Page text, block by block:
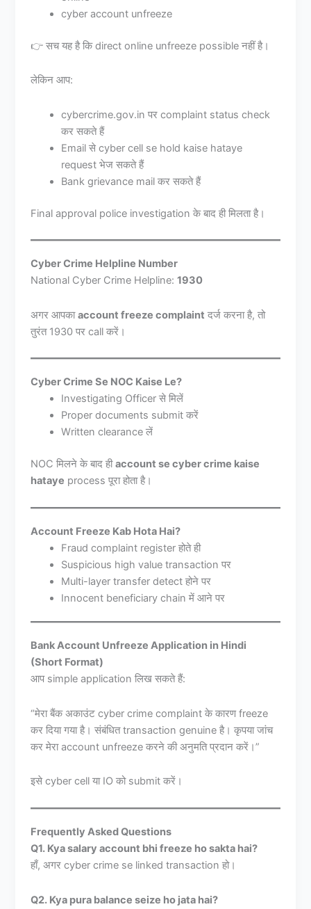
cyber account unfreeze
👉 सच यह है कि direct online unfreeze possible नहीं है।
लेकिन आप:
cybercrime.gov.in पर complaint status check
कर सकते हैं
Email से cyber cell se hold kaise hataye
request भेज सकते हैं
Bank grievance mail कर सकते हैं
Final approval police investigation के बाद ही मिलता है।
Cyber Crime Helpline Number
National Cyber Crime Helpline:1930
अगर आपकाaccount freeze complaint दर्ज करना है, तो
तुरंत 1930 पर call करें।
Cyber Crime Se NOC Kaise Le?
Investigating Officer से मिलें
Proper documents submit करें
Written clearance लें
NOC मिलने के बाद हीaccount se cyber crime kaise
hataye process पूरा होता है।
Account Freeze Kab Hota Hai?
Fraud complaint register होते ही
Suspicious high value transaction पर
Multi-layer transfer detect होने पर
Innocent beneficiary chain में आने पर
Bank Account Unfreeze Application in Hindi
(Short Format)
आप simple application लिख सकते हैं:
“मेरा बैंक अकाउंट cyber crime complaint के कारण freeze
कर दिया गया है। संबंधित transaction genuine है। कृपया जांच
कर मेरा account unfreeze करने की अनुमति प्रदान करें।”
इसे cyber cell या IO को submit करें।
Frequently Asked Questions
Q1. Kya salary account bhi freeze ho sakta hai?
हाँ, अगर cyber crime se linked transaction हो।
Q2. Kya pura balance seize ho jata hai?